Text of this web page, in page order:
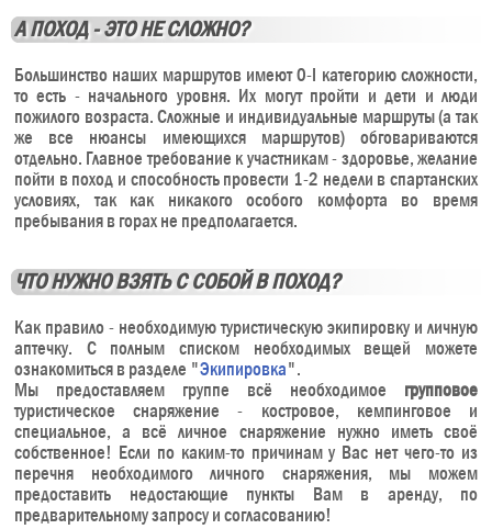
А ПОХОД - ЭТО НЕ СЛОЖНО?
Большинство наших маршрутов имеют 0-I категорию сложности,
то есть - начального уровня. Их могут пройти и дети и люди
пожилого возраста. Сложные и индивидуальные маршруты (а так
же все нюансы имеющихся маршрутов) обговариваются
отдельно. Главное требование к участникам - здоровье, желание
пойти в поход и способность провести 1-2 недели в спартанских
условиях, так как никакого особого комфорта во время
пребывания в горах не предполагается.
ЧТО НУЖНО ВЗЯТЬ С СОБОЙ В ПОХОД?
Как правило - необходимую туристическую экипировку и личную
аптечку. С полным списком необходимых вещей можете
ознакомиться в разделе "Экипировка".
Мы предоставляем группе всё необходимое групповое
туристическое снаряжение - костровое, кемпинговое и
специальное, а всё личное снаряжение нужно иметь своё
собственное! Если по каким-то причинам у Вас нет чего-то из
перечня необходимого личного снаряжения, мы можем
предоставить недостающие пункты Вам в аренду, по
предварительному запросу и согласованию!